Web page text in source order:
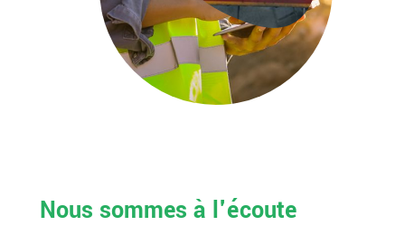
Nous sommes à l'écoute